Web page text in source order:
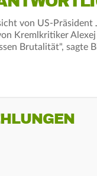
von US-
Kremlkritiker
Brutalität", sagte